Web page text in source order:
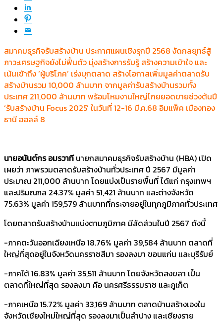
สมาคมธุรกิจรับสร้างบ้าน ประกาศแผนเชิงรุกปี 2568 งัดกลยุทธ์สู้
ภาวะเศรษฐกิจยังไม่ฟื้นตัว มุ่งสร้างการรับรู้ สร้างความเข้าใจ และ
เน้นเข้าถึง ‘ผู้บริโภค’ เร่งบุกตลาด สร้างโอกาสเพิ่มมูลค่าตลาดรับ
สร้างบ้านรวม 10,000 ล้านบาท จากมูลค่ารับสร้างบ้านรวมทั้ง
ประเทศ 211,000 ล้านบาท พร้อมโหมงานใหญ่โกยยอดขายช่วงต้นปี
‘รับสร้างบ้าน Focus 2025’ ในวันที่ 12-16 มี.ค.68 อิมแพ็ค เมืองทอง
ธานี ฮอลล์ 8
นายอนันต์กร อมรวาทีนายกสมาคมธุรกิจรับสร้างบ้าน (HBA) เปิด
เผยว่า ภาพรวมตลาดรับสร้างบ้านทั่วประเทศ ปี 2567 มีมูลค่า
ประมาณ 211,000 ล้านบาท โดยแบ่งเป็นรายพื้นที่ ได้แก่ กรุงเทพฯ
และปริมณฑล 24.37% มูลค่า 51,421 ล้านบาท และต่างจังหวัด
75.63% มูลค่า 159,579 ล้านบาทที่กระจายอยู่ในทุกภูมิภาคทั่วประเทศ
โดยตลาดรับสร้างบ้านแบ่งตามภูมิภาค มีสัดส่วนในปี 2567 ดังนี้
-ภาคตะวันออกเฉียงเหนือ 18.76% มูลค่า 39,584 ล้านบาท ตลาดที่
ใหญ่ที่สุดอยู่ในจังหวัดนครราชสีมา รองลงมา ขอนแก่น และบุรีรัมย์
-ภาคใต้ 16.83% มูลค่า 35,511 ล้านบาท โดยจังหวัดสงขลา เป็น
ตลาดที่ใหญ่ที่สุด รองลงมา คือ นครศรีธรรมราช และภูเก็ต
-ภาคเหนือ 15.72% มูลค่า 33,169 ล้านบาท ตลาดบ้านสร้างเองใน
จังหวัดเชียงใหม่ใหญ่ที่สุด รองลงมาเป็นลำปาง และเชียงราย